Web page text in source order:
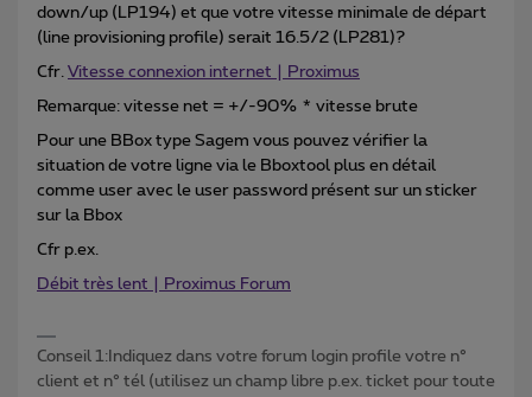
down/up (LP194) et que votre vitesse minimale de départ
(line provisioning profile) serait 16.5/2 (LP281)?
Cfr. Vitesse connexion internet | Proximus
Remarque: vitesse net = +/-90% * vitesse brute
Pour une BBox type Sagem vous pouvez vérifier la
situation de votre ligne via le Bboxtool plus en détail
comme user avec le user password présent sur un sticker
sur la Bbox
Cfr p.ex.
Débit très lent | Proximus Forum
Conseil 1:Indiquez dans votre forum login profile votre n°
client et n° tél (utilisez un champ libre p.ex. ticket pour toute